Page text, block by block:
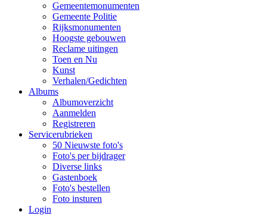
Gemeentemonumenten
Gemeente Politie
Rijksmonumenten
Hoogste gebouwen
Reclame uitingen
Toen en Nu
Kunst
Verhalen/Gedichten
Albums
Albumoverzicht
Aanmelden
Registreren
Servicerubrieken
50 Nieuwste foto's
Foto's per bijdrager
Diverse links
Gastenboek
Foto's bestellen
Foto insturen
Login